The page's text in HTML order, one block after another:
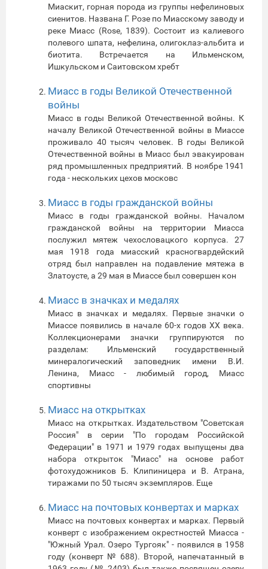
Миаскит, горная порода из группы нефелиновых
сиенитов. Названа Г. Розе по Миасскому заводу и
реке Миасс (Rose, 1839). Состоит из калиевого
полевого шпата, нефелина, олигоклаз-альбита и
биотита. Встречается на Ильменском,
Ишкульском и Саитовском хребт
Миасс в годы Великой Отечественной
войны
Миасс в годы Великой Отечественной войны. К
началу Великой Отечественной войны в Миассе
проживало 40 тысяч человек. В годы Великой
Отечественной войны в Миасс был эвакуирован
ряд промышленных предприятий. В ноябре 1941
года - нескольких цехов московс
Миасс в годы гражданской войны
Миасс в годы гражданской войны. Началом
гражданской войны на территории Миасса
послужил мятеж чехословацкого корпуса. 27
мая 1918 года миасский красногвардейский
отряд был направлен на подавление мятежа в
Златоусте, а 29 мая в Миассе был совершен кон
Миасс в значках и медалях
Миасс в значках и медалях. Первые значки о
Миассе появились в начале 60-х годов XX века.
Коллекционерами значки группируются по
разделам: Ильменский государственный
минералогический заповедник имени В.И.
Ленина, Миасс - любимый город, Миасс
спортивны
Миасс на открытках
Миасс на открытках. Издательством "Советская
Россия" в серии "По городам Российской
Федерации" в 1971 и 1979 годах выпущены два
набора открыток "Миасс" на основе работ
фотохудожников Б. Клипиницера и В. Атрана,
тиражами по 50 тысяч экземпляров. Еще
Миасс на почтовых конвертах и марках
Миасс на почтовых конвертах и марках. Первый
конверт с изображением окрестностей Миасса -
"Южный Урал. Озеро Тургояк" - появился в 1958
году (конверт № 688). Второй, напечатанный в